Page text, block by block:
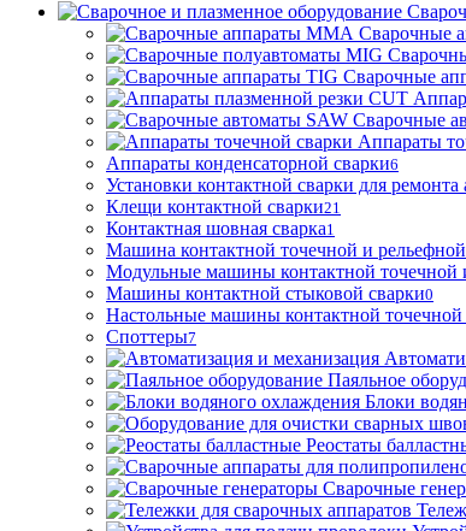
Сварочные
Сварочные
Сварочные
Аппараты
Аппараты конденсаторной сварки6
Установки контактной сварки для
Клещи контактной сварки21
Контактная шовная сварка1
Машина контактной точечной и
Модульные машины контактной точечной
Машины контактной стыковой сварки0
Настольные машины контактной точечной
Споттеры7
Паяльное
Блоки
Реостаты
Сварочные